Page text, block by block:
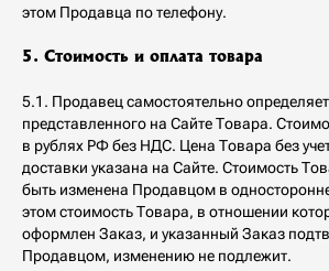
этом Продавца по телефону.
5. Стоимость и оплата товара
5.1. Продавец самостоятельно
представленного на Сайте Товара.
в рублях РФ без НДС. Цена Товара без
доставки указана на Сайте. Стоимость
быть изменена Продавцом в
этом стоимость Товара, в отношении
оформлен Заказ, и указанный Заказ
Продавцом, изменению не подлежит.